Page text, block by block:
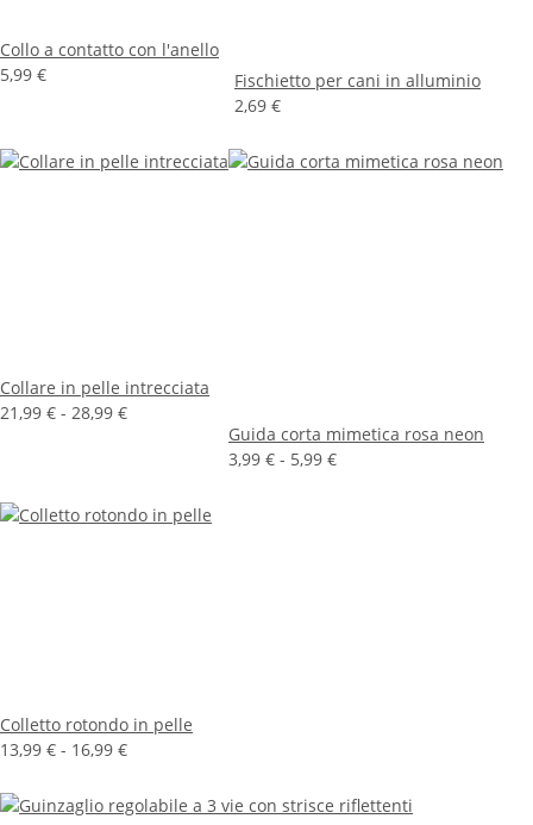
Collo a contatto con l'anello
5,99 €
Fischietto per cani in alluminio
2,69 €
Collare in pelle intrecciata
21,99 € - 28,99 €
Guida corta mimetica rosa neon
3,99 € - 5,99 €
Colletto rotondo in pelle
13,99 € - 16,99 €